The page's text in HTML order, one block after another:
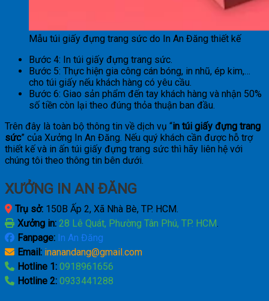
Mẫu túi giấy đựng trang sức do In An Đăng thiết kế
Bước 4: In túi giấy đựng trang sức.
Bước 5: Thực hiện gia công cán bóng, in nhũ, ép kim,…
cho túi giấy nếu khách hàng có yêu cầu.
Bước 6: Giao sản phẩm đến tay khách hàng và nhận 50%
số tiền còn lại theo đúng thỏa thuận ban đầu.
Trên đây là toàn bộ thông tin về dịch vụ “in túi giấy đựng trang
sức” của Xưởng In An Đăng. Nếu quý khách cần được hỗ trợ
thiết kế và in ấn túi giấy đựng trang sức thì hãy liên hệ với
chúng tôi theo thông tin bên dưới.
XƯỞNG IN AN ĐĂNG
Trụ sở: 150B Ấp 2, Xã Nhà Bè, TP. HCM.
Xưởng in: 28 Lê Quát, Phường Tân Phú, TP. HCM.
Fanpage: In An Đăng
Email: inanandang@gmail.com
Hotline 1: 0918961656
Hotline 2: 0933441288